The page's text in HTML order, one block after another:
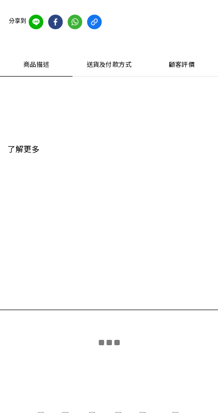
分享到
商品描述 送貨及付款方式 顧客評價
了解更多